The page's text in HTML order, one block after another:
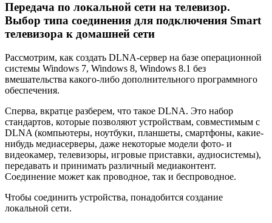
Передача по локальной сети на телевизор.
Выбор типа соединения для подключения Smart
телевизора к домашней сети
Рассмотрим, как создать DLNA-сервер на базе операционной
системы Windows 7, Windows 8, Windows 8.1 без
вмешательства какого-либо дополнительного программного
обеспечения.
Сперва, вкратце разберем, что такое DLNA. Это набор
стандартов, которые позволяют устройствам, совместимым с
DLNA (компьютеры, ноутбуки, планшеты, смартфоны, какие-
нибудь медиасерверы, даже некоторые модели фото- и
видеокамер, телевизоры, игровые приставки, аудиосистемы),
передавать и принимать различный медиаконтент.
Соединение может как проводное, так и беспроводное.
Чтобы соединить устройства, понадобится создание
локальной сети.